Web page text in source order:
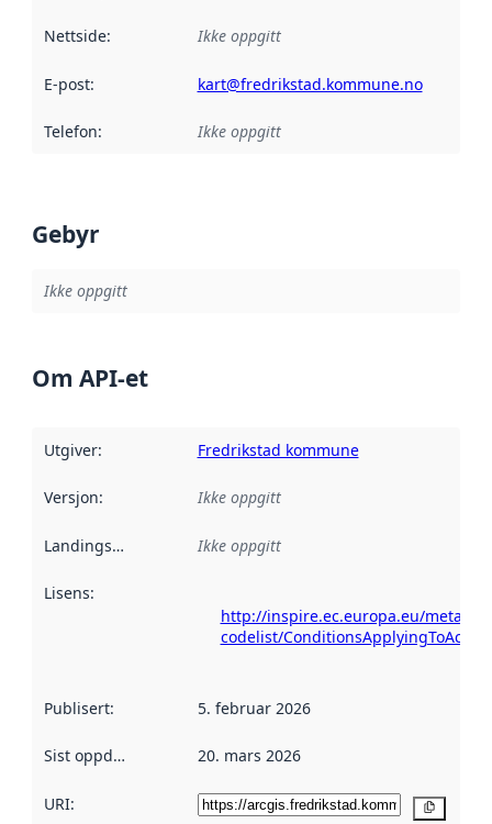
Nettside: Ikke oppgitt
E-post: kart@fredrikstad.kommune.no
Telefon: Ikke oppgitt
Gebyr
Ikke oppgitt
Om API-et
Utgiver: Fredrikstad kommune
Versjon: Ikke oppgitt
Landingsside Ikke oppgitt
Lisens:
http://inspire.ec.europa.eu/
codelist/
Publisert: 5. februar 2026
Sist oppdatert 20. mars 2026
URI: